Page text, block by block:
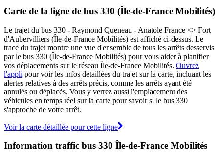
Carte de la ligne de bus 330 (Île-de-France Mobilités)
Le trajet du bus 330 - Raymond Queneau - Anatole France <> Fort
d'Aubervilliers (Île-de-France Mobilités) est affiché ci-dessus. Le
tracé du trajet montre une vue d'ensemble de tous les arrêts desservis
par le bus 330 (Île-de-France Mobilités) pour vous aider à planifier
vos déplacements sur le réseau Île-de-France Mobilités. Ouvrez
l'appli pour voir les infos détaillées du trajet sur la carte, incluant les
alertes relatives à des arrêts précis, comme les arrêts ayant été
annulés ou déplacés. Vous y verrez aussi l'emplacement des
véhicules en temps réel sur la carte pour savoir si le bus 330
s'approche de votre arrêt.
Voir la carte détaillée pour cette ligne
Information traffic bus 330 Île-de-France Mobilités